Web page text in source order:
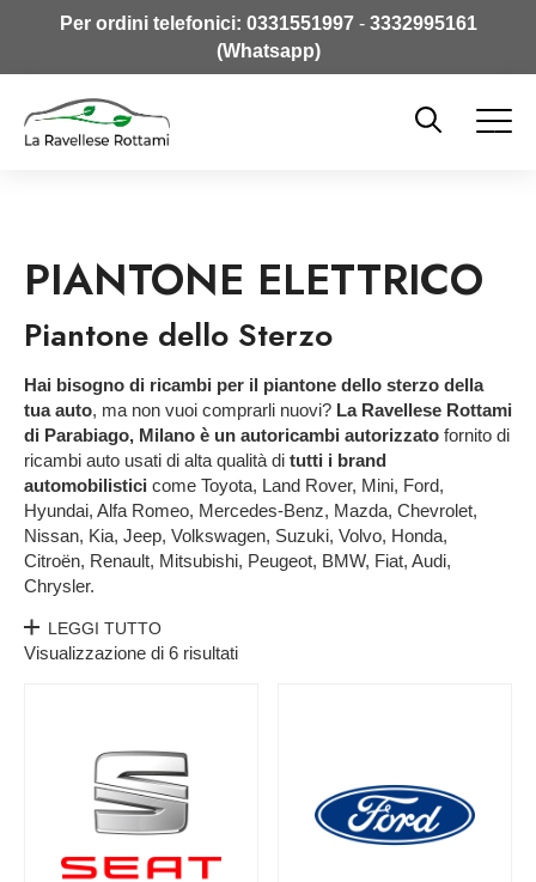
Per ordini telefonici: 0331551997- 3332995161
(Whatsapp)
PIANTONE ELETTRICO
Piantone dello Sterzo
Hai bisogno di ricambi per il piantone dello sterzo della
tua auto, ma non vuoi comprarli nuovi? La Ravellese Rottami
di Parabiago, Milano è un autoricambi autorizzato fornito di
ricambi auto usati di alta qualità di tutti i brand
automobilistici come Toyota, Land Rover, Mini, Ford,
Hyundai, Alfa Romeo, Mercedes-Benz, Mazda, Chevrolet,
Nissan, Kia, Jeep, Volkswagen, Suzuki, Volvo, Honda,
Citroën, Renault, Mitsubishi, Peugeot, BMW, Fiat, Audi,
Chrysler.
LEGGI TUTTO
Visualizzazione di 6 risultati